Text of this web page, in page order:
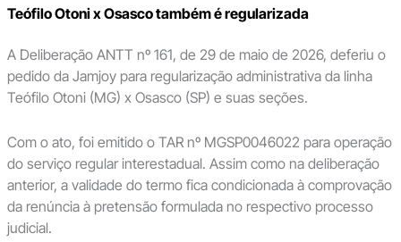
Teófilo Otoni x Osasco também é regularizada
A Deliberação ANTT nº 161, de 29 de maio de 2026, deferiu o
pedido da Jamjoy para regularização administrativa da linha
Teófilo Otoni (MG) x Osasco (SP) e suas seções.
Com o ato, foi emitido o TAR nº MGSP0046022 para operação
do serviço regular interestadual. Assim como na deliberação
anterior, a validade do termo fica condicionada à comprovação
da renúncia à pretensão formulada no respectivo processo
judicial.